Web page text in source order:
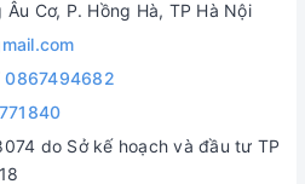
Cơ, P. Hồng Hà, TP Hà Nội
0867494682
do Sở kế hoạch và đầu tư TP